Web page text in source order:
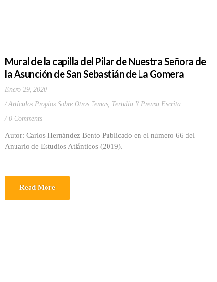
Mural de la capilla del Pilar de Nuestra Señora de
la Asunción de San Sebastián de La Gomera
Enero 29, 2020
Artículos Propios Sobre Otros Temas, Tertulia Y Prensa Escrita
0 Comments
Autor: Carlos Hernández Bento Publicado en el número 66 del
Anuario de Estudios Atlánticos (2019).
Read More